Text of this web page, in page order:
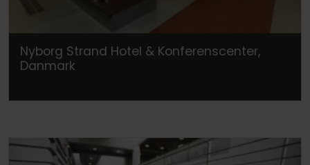
Nyborg Strand Hotel & Konferenscenter,
Danmark